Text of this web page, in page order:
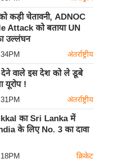
कड़ी चेतावनी, ADNOC
Attack को बताया UN
उल्लंघन
अंतर्राष्ट्रीय
देने वाले इस देश को ले डूबे
यूरोप !
अंतर्राष्ट्रीय
का Sri Lanka में
के लिए No. 3 का दावा
क्रिकेट